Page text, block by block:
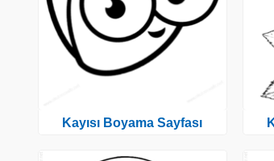
Kayısı Boyama Sayfası